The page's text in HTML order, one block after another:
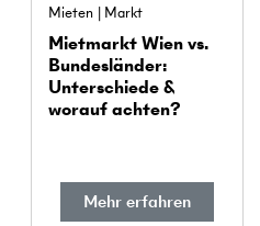
Mieten Markt
Miet­markt Wien vs.
Bundes­länder:
Unterschiede &
worauf achten?
Mehr erfahren